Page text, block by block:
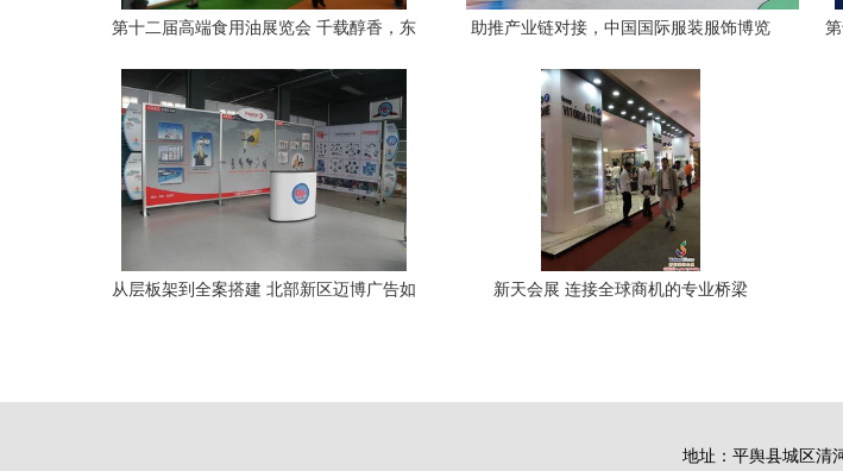
第十二届高端食用油展览会 千载醇香，东
助推产业链对接，中国国际服装服饰博览
从层板架到全案搭建 北部新区迈博广告如
新天会展 连接全球商机的专业桥梁
地址：平舆县城区清